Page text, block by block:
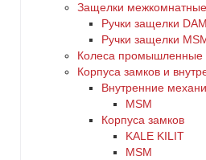
Защелки межкомнатные
Ручки защелки
Ручки защелки
Колеса промышленные
Корпуса замков и
Внутренние
MSM
Корпуса замков
KALE KILIT
MSM